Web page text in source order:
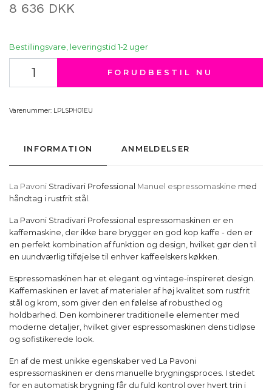
8 636 DKK
Bestillingsvare, leveringstid 1-2 uger
FORUDBESTIL NU
Varenummer: LPLSPH01EU
INFORMATION ANMELDELSER
La Pavoni Stradivari Professional Manuel espressomaskine med
håndtag i rustfrit stål.
La Pavoni Stradivari Professional espressomaskinen er en
kaffemaskine, der ikke bare brygger en god kop kaffe - den er
en perfekt kombination af funktion og design, hvilket gør den til
en uundværlig tilføjelse til enhver kaffeelskers køkken.
Espressomaskinen har et elegant og vintage-inspireret design.
Kaffemaskinen er lavet af materialer af høj kvalitet som rustfrit
stål og krom, som giver den en følelse af robusthed og
holdbarhed. Den kombinerer traditionelle elementer med
moderne detaljer, hvilket giver espressomaskinen dens tidløse
og sofistikerede look.
En af de mest unikke egenskaber ved La Pavoni
espressomaskinen er dens manuelle brygningsproces. I stedet
for en automatisk brygning får du fuld kontrol over hvert trin i